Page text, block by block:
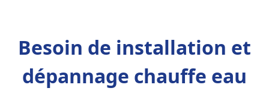
Besoin de installation et
dépannage chauffe eau